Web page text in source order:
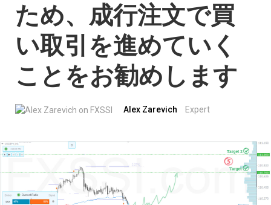
ため、成行注文で買
い取引を進めていく
ことをお勧めします
Alex Zarevich Expert